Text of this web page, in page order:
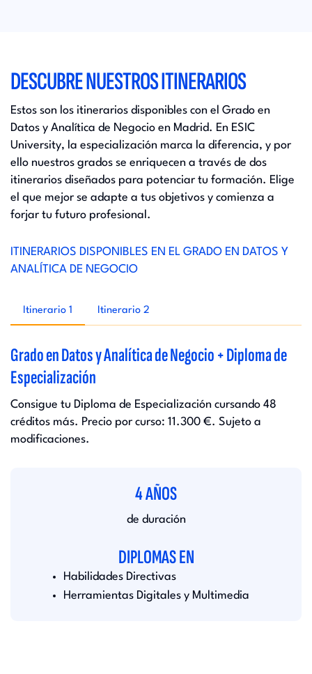
DESCUBRE NUESTROS ITINERARIOS
Estos son los itinerarios disponibles con el Grado en
Datos y Analítica de Negocio en Madrid. En ESIC
University, la especialización marca la diferencia, y por
ello nuestros grados se enriquecen a través de dos
itinerarios diseñados para potenciar tu formación. Elige
el que mejor se adapte a tus objetivos y comienza a
forjar tu futuro profesional.
ITINERARIOS DISPONIBLES EN EL GRADO EN DATOS Y
ANALÍTICA DE NEGOCIO
Itinerario 1 Itinerario 2
Grado en Datos y Analítica de Negocio + Diploma de
Especialización
Consigue tu Diploma de Especialización cursando 48
créditos más. Precio por curso: 11.300 €. Sujeto a
modificaciones.
4 AÑOS
de duración
DIPLOMAS EN
Habilidades Directivas
Herramientas Digitales y Multimedia